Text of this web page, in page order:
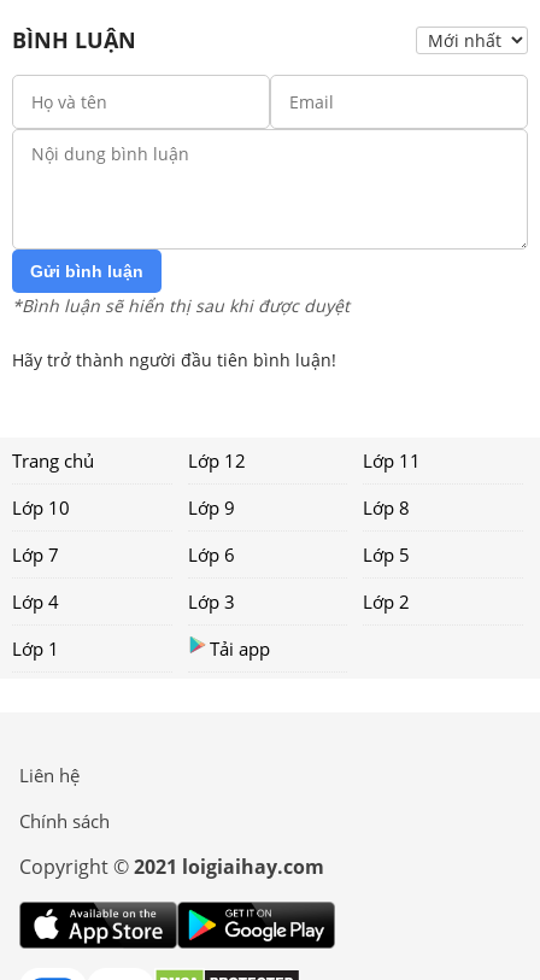
BÌNH LUẬN
Gửi bình luận
*Bình luận sẽ hiển thị sau khi được duyệt
Hãy trở thành người đầu tiên bình luận!
Trang chủ Lớp 12
Lớp 11
Lớp 10
Lớp 9
Lớp 8
Lớp 7
Lớp 6
Lớp 5
Lớp 4
Lớp 3
Lớp 2
Lớp 1
Tải app
Liên hệ
Chính sách
Copyright ©2021 loigiaihay.com